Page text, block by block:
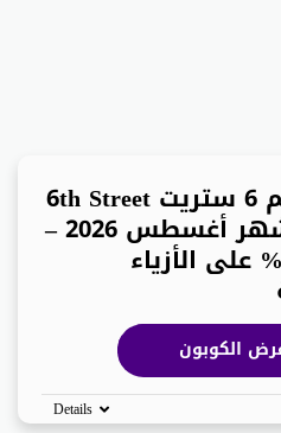
كود خصم 6 ستريت 6th Street
DC37 لشهر أغسطس 2026 –
خصم 10% على الأزياء
الكوبون
Details